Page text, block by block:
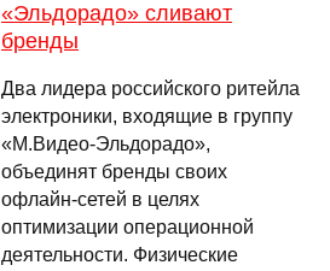
«Эльдорадо» сливают
бренды
Два лидера российского ритейла
электроники, входящие в группу
«М.Видео-Эльдорадо»,
объединят бренды своих
офлайн-сетей в целях
оптимизации операционной
деятельности. Физические